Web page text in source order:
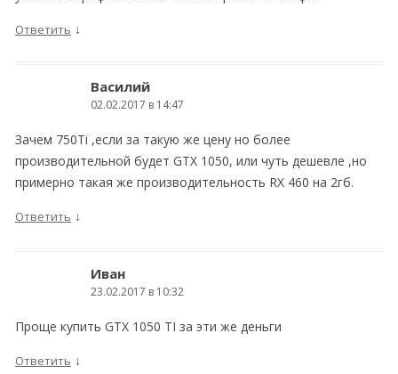
Ответить ↓
Василий
02.02.2017 в 14:47
Зачем 750Тi ,если за такую же цену но более
производительной будет GTX 1050, или чуть дешевле ,но
примерно такая же производительность RX 460 на 2гб.
Ответить ↓
Иван
23.02.2017 в 10:32
Проще купить GTX 1050 TI за эти же деньги
Ответить ↓